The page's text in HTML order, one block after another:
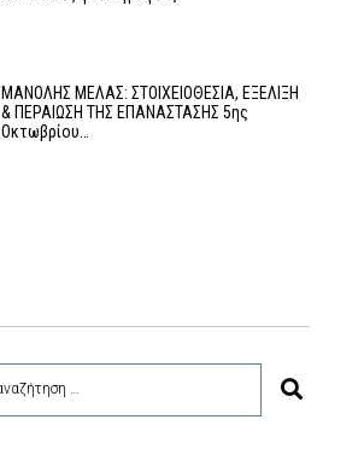
MΑΝΟΛΗΣ ΜΕΛΑΣ: ΣΤΟΙΧΕΙΟΘΕΣΙΑ, ΕΞΕΛΙΞΗ
& ΠΕΡΑΙΩΣΗ ΤΗΣ ΕΠΑΝΑΣΤΑΣΗΣ 5ης
Οκτωβρίου…